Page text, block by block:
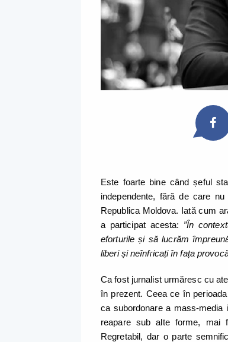
Este foarte bine când șeful
independente, fără de care
Republica Moldova. Iată cum
a participat acesta: ”În
eforturile și să lucrăm
liberi și neînfricați în fața
Ca fost jurnalist urmăresc cu
în prezent. Ceea ce în
ca subordonare a mass-media
reapare sub alte forme, mai
Regretabil, dar o parte